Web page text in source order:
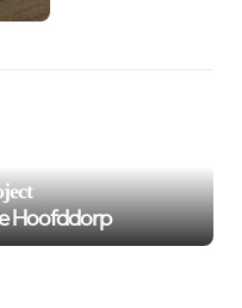
Hoofddorp